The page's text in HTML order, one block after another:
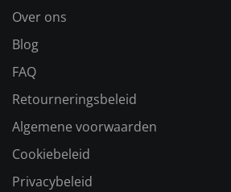
Over ons
Blog
FAQ
Retourneringsbeleid
Algemene voorwaarden
Cookiebeleid
Privacybeleid